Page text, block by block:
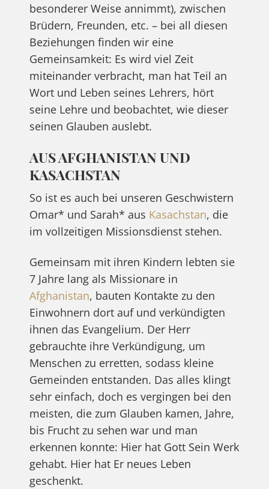
besonderer Weise annimmt), zwischen
Brüdern, Freunden, etc. – bei all diesen
Beziehungen finden wir eine
Gemeinsamkeit: Es wird viel Zeit
miteinander verbracht, man hat Teil an
Wort und Leben seines Lehrers, hört
seine Lehre und beobachtet, wie dieser
seinen Glauben auslebt.
AUS AFGHANISTAN UND
KASACHSTAN
So ist es auch bei unseren Geschwistern
Omar* und Sarah* aus Kasachstan, die
im vollzeitigen Missionsdienst stehen.
Gemeinsam mit ihren Kindern lebten sie
7 Jahre lang als Missionare in
Afghanistan, bauten Kontakte zu den
Einwohnern dort auf und verkündigten
ihnen das Evangelium. Der Herr
gebrauchte ihre Verkündigung, um
Menschen zu erretten, sodass kleine
Gemeinden entstanden. Das alles klingt
sehr einfach, doch es vergingen bei den
meisten, die zum Glauben kamen, Jahre,
bis Frucht zu sehen war und man
erkennen konnte: Hier hat Gott Sein Werk
gehabt. Hier hat Er neues Leben
geschenkt.